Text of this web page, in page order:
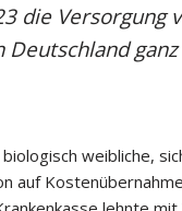
die Versorgung
Deutschland
weibliche,
auf